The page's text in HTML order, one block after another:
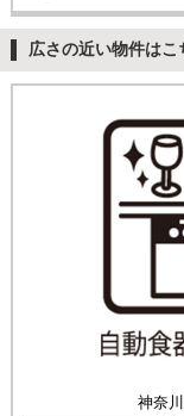
広さの近い物件はこ
神奈